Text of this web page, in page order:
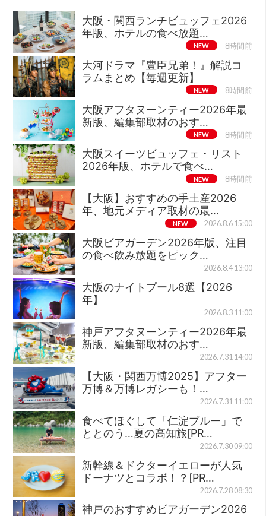
大阪・関西ランチビュッフェ2026
年版、ホテルの食べ放題…
NEW 8時間前
大河ドラマ『豊臣兄弟！』解説コ
ラムまとめ【毎週更新】
NEW 8時間前
大阪アフタヌーンティー2026年最
新版、編集部取材のおす…
NEW 8時間前
大阪スイーツビュッフェ・リスト
2026年版、ホテルで食べ…
NEW 8時間前
【大阪】おすすめの手土産2026
年、地元メディア取材の最…
NEW 2026.8.6 15:00
大阪ビアガーデン2026年版、注目
の食べ飲み放題をピック…
2026.8.4 13:00
大阪のナイトプール8選【2026
年】
2026.8.3 11:00
神戸アフタヌーンティー2026年最
新版、編集部取材のおす…
2026.7.31 14:00
【大阪・関西万博2025】アフター
万博＆万博レガシーも！…
2026.7.31 11:00
食べてほぐして「仁淀ブルー」で
ととのう…夏の高知旅[PR…
2026.7.30 09:00
新幹線＆ドクターイエローが人気
ドーナツとコラボ！？[PR…
2026.7.28 08:30
神戸のおすすめビアガーデン2026